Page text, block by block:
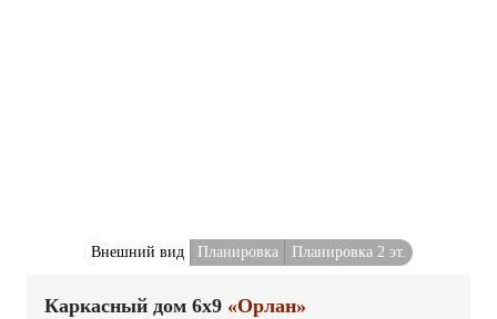
Внешний вид Планировка Планировка 2 эт.
Каркасный дом 6x9 «Орлан»